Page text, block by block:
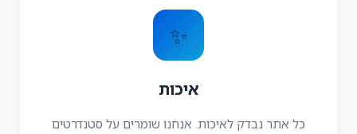
✨
איכות
כל אתר נבדק לאיכות. אנחנו שומרים על סטנדרטים